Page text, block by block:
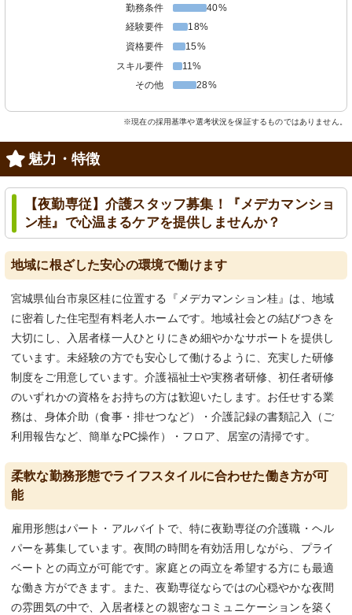
勤務条件
40%
経験要件
18%
資格要件
15%
スキル要件
11%
その他
28%
※現在の採用基準や選考状況を保証するものではありません。
魅力・特徴
【夜勤専従】介護スタッフ募集！『メデカマンショ
ン桂』で心温まるケアを提供しませんか？
地域に根ざした安心の環境で働けます
宮城県仙台市泉区桂に位置する『メデカマンション桂』は、地域
に密着した住宅型有料老人ホームです。地域社会との結びつきを
大切にし、入居者様一人ひとりにきめ細やかなサポートを提供し
ています。未経験の方でも安心して働けるように、充実した研修
制度をご用意しています。介護福祉士や実務者研修、初任者研修
のいずれかの資格をお持ちの方は歓迎いたします。お任せする業
務は、身体介助（食事・排せつなど）・介護記録の書類記入（ご
利用報告など、簡単なPC操作）・フロア、居室の清掃です。
柔軟な勤務形態でライフスタイルに合わせた働き方が可
能
雇用形態はパート・アルバイトで、特に夜勤専従の介護職・ヘル
パーを募集しています。夜間の時間を有効活用しながら、プライ
ベートとの両立が可能です。家庭との両立を希望する方にも最適
な働き方ができます。また、夜勤専従ならではの心穏やかな夜間
の雰囲気の中で、入居者様との親密なコミュニケーションを築く